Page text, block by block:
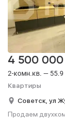
2-комн.кв. —
Квартиры
4 500 000
Советск, ул
Продаем